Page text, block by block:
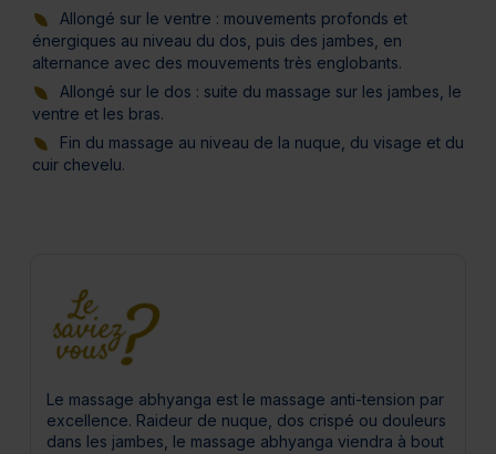
Allongé sur le ventre : mouvements profonds et
énergiques au niveau du dos, puis des jambes, en
alternance avec des mouvements très englobants.
Allongé sur le dos : suite du massage sur les jambes, le
ventre et les bras.
Fin du massage au niveau de la nuque, du visage et du
cuir chevelu.
Le massage abhyanga est le massage anti-tension par
excellence. Raideur de nuque, dos crispé ou douleurs
dans les jambes, le massage abhyanga viendra à bout